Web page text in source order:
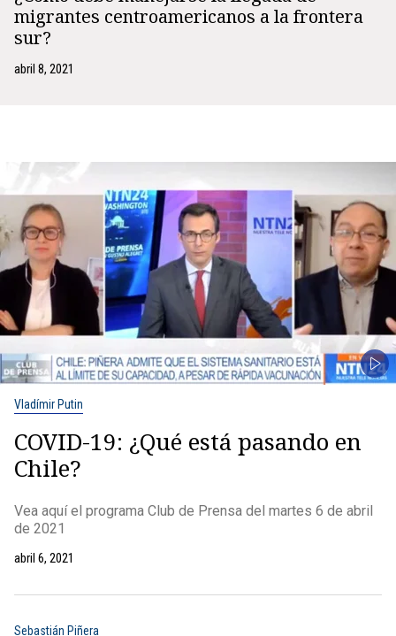
migrantes centroamericanos a la frontera
sur?
abril 8, 2021
Vladímir Putin
COVID-19: ¿Qué está pasando en
Chile?
Vea aquí el programa Club de Prensa del martes 6 de abril
de 2021
abril 6, 2021
Sebastián Piñera